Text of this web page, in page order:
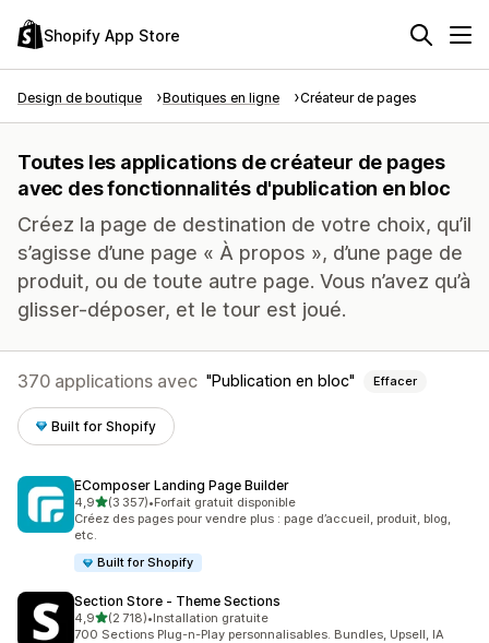
Shopify App Store
Design de boutique Boutiques en ligne Créateur de pages
Toutes les applications de créateur de pages
avec des fonctionnalités d'publication en bloc
Créez la page de destination de votre choix, qu’il
s’agisse d’une page « À propos », d’une page de
produit, ou de toute autre page. Vous n’avez qu’à
glisser-déposer, et le tour est joué.
370 applications avec Publication en bloc Effacer
Built for Shopify
EComposer Landing Page Builder
4,9étoile(s) sur 5
(3 357)
3357 avis au total
•Forfait gratuit disponible
Créez des pages pour vendre plus : page d’accueil, produit, blog,
etc.
Built for Shopify
Section Store ‑ Theme Sections
4,9étoile(s) sur 5
(2 718)
2718 avis au total
•Installation gratuite
700 Sections Plug-n-Play personnalisables. Bundles, Upsell, IA